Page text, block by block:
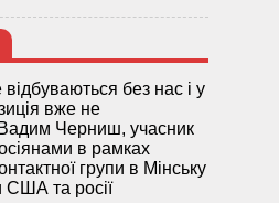
без нас і у
вже не
Черниш, учасник
в рамках
групи в Мінську
та росії